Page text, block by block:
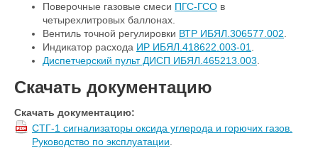
Поверочные газовые смеси ПГС-ГСО в
четырехлитровых баллонах.
Вентиль точной регулировки ВТР ИБЯЛ.306577.002
Индикатор расхода ИР ИБЯЛ.418622.003-01
Диспетчерский пульт ДИСП ИБЯЛ.465213.003
Скачать документацию
Скачать документацию:
СТГ-1 сигнализаторы оксида углерода и горючих газов.
Руководство по эксплуатации